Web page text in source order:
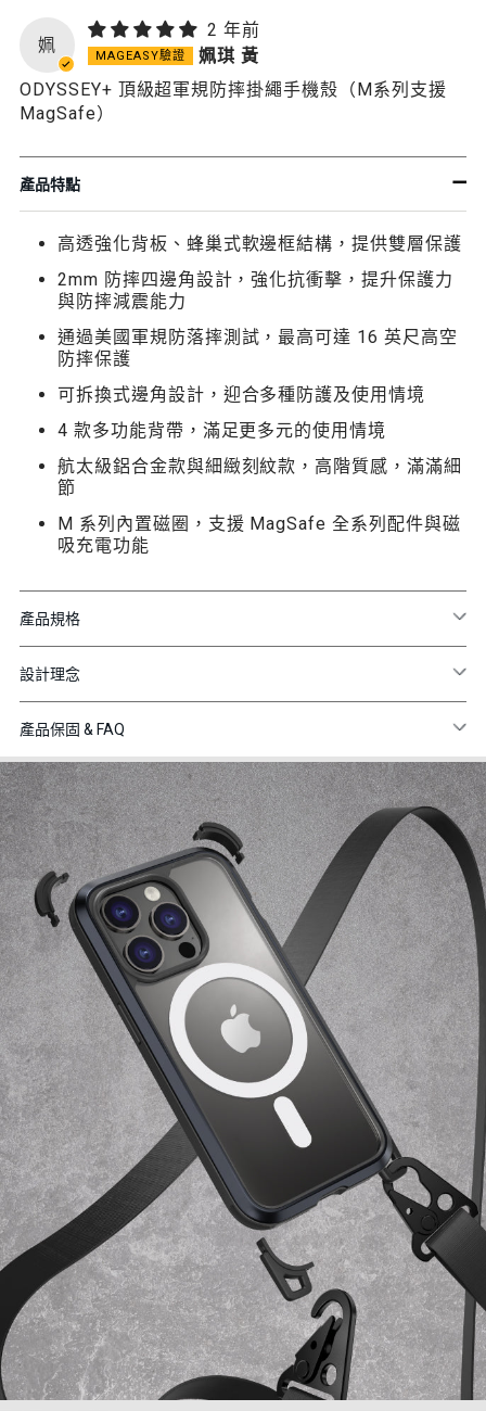
姵
2 年前
姵琪 黃
ODYSSEY+ 頂級超軍規防摔掛繩手機殼（M系列支援
MagSafe）
產品特點
高透強化背板、蜂巢式軟邊框結構，提供雙層保護
2mm 防摔四邊角設計，強化抗衝擊，提升保護力
與防摔減震能力
通過美國軍規防落摔測試，最高可達 16 英尺高空
防摔保護
可拆換式邊角設計，迎合多種防護及使用情境
4 款多功能背帶，滿足更多元的使用情境
航太級鋁合金款與細緻刻紋款，高階質感，滿滿細
節
M 系列內置磁圈，支援 MagSafe 全系列配件與磁
吸充電功能
產品規格
設計理念
產品保固 & FAQ